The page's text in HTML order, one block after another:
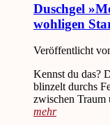
Duschgel
wohligen
Veröffentlicht
Kennst du das?
blinzelt durchs
zwischen Traum
mehr